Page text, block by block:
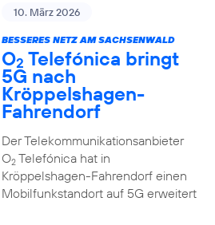
10. März 2026
BESSERES NETZ AM SACHSENWALD
O2 Telefónica bringt
5G nach
Kröppelshagen-
Fahrendorf
Der Telekommunikationsanbieter
O2Telefónica hat in
Kröppelshagen-Fahrendorf einen
Mobilfunkstandort auf 5G erweitert